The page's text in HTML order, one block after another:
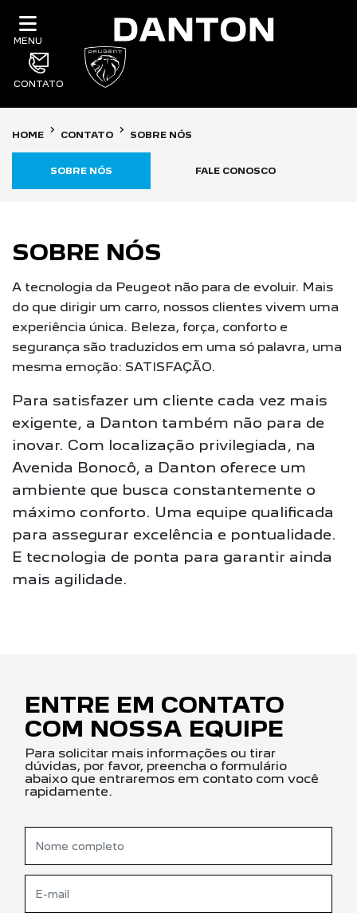
MENU
CONTATO
HOME CONTATO SOBRE NÓS
SOBRE NÓS FALE CONOSCO
SOBRE NÓS
A tecnologia da Peugeot não para de evoluir. Mais
do que dirigir um carro, nossos clientes vivem uma
experiência única. Beleza, força, conforto e
segurança são traduzidos em uma só palavra, uma
mesma emoção: SATISFAÇÃO.
Para satisfazer um cliente cada vez mais
exigente, a Danton também não para de
inovar. Com localização privilegiada, na
Avenida Bonocô, a Danton oferece um
ambiente que busca constantemente o
máximo conforto. Uma equipe qualificada
para assegurar excelência e pontualidade.
E tecnologia de ponta para garantir ainda
mais agilidade.
ENTRE EM CONTATO
COM NOSSA EQUIPE
Para solicitar mais informações ou tirar
dúvidas, por favor, preencha o formulário
abaixo que entraremos em contato com você
rapidamente.